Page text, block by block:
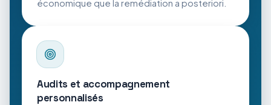
économique que la remédiation a posteriori.
Audits et accompagnement
personnalisés